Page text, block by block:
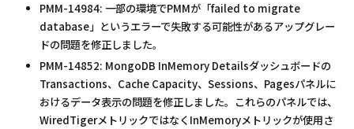
PMM-14984: 一部の環境でPMMが「failed to migrate
database」というエラーで失敗する可能性があるアップグレー
ドの問題を修正しました。
PMM-14852: MongoDB InMemory Detailsダッシュボードの
Transactions、Cache Capacity、Sessions、Pagesパネルに
おけるデータ表示の問題を修正しました。これらのパネルでは、
WiredTigerメトリックではなくInMemoryメトリックが使用さ